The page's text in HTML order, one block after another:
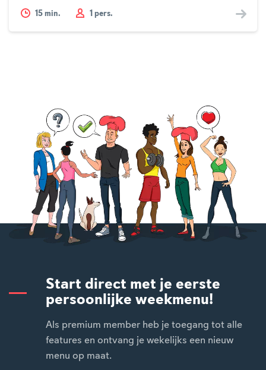
15 min. 1 pers.
Start direct met je eerste
persoonlijke weekmenu!
Als premium member heb je toegang tot alle
features en ontvang je wekelijks een nieuw
menu op maat.